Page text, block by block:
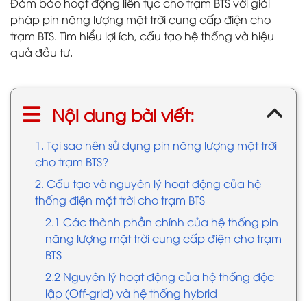
pháp pin năng lượng mặt trời cung cấp điện cho
trạm BTS. Tìm hiểu lợi ích, cấu tạo hệ thống và hiệu
quả đầu tư.
Nội dung bài viết:
1. Tại sao nên sử dụng pin năng lượng mặt trời
cho trạm BTS?
2. Cấu tạo và nguyên lý hoạt động của hệ
thống điện mặt trời cho trạm BTS
2.1 Các thành phần chính của hệ thống pin
năng lượng mặt trời cung cấp điện cho trạm
BTS
2.2 Nguyên lý hoạt động của hệ thống độc
lập (Off-grid) và hệ thống hybrid